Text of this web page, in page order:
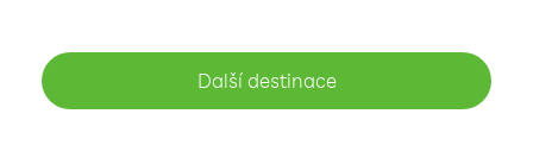
Další destinace